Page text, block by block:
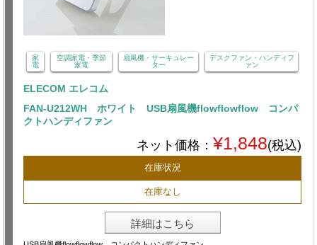
家
電
空調家電・季節
家電
扇風機・サーキュレー
ター
デスクファン・ハンディフ
ァン
ELECOM エレコム
FAN-U212WH ホワイト USB扇風機flowflowflow コンパ
クトハンディファン
ネット価格： ¥1,848(税込)
在庫状況
在庫なし
詳細はこちら